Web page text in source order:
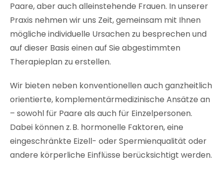
Paare, aber auch alleinstehende Frauen. In unserer
Praxis nehmen wir uns Zeit, gemeinsam mit Ihnen
mögliche individuelle Ursachen zu besprechen und
auf dieser Basis einen auf Sie abgestimmten
Therapieplan zu erstellen.
Wir bieten neben konventionellen auch ganzheitlich
orientierte, komplementärmedizinische Ansätze an
– sowohl für Paare als auch für Einzelpersonen.
Dabei können z. B. hormonelle Faktoren, eine
eingeschränkte Eizell- oder Spermienqualität oder
andere körperliche Einflüsse berücksichtigt werden.